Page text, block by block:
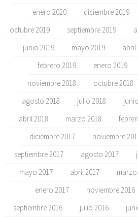
enero 2020
diciembre 2019
octubre 2019
septiembre 2019
junio 2019
mayo 2019 abril
febrero 2019
enero 2019
noviembre 2018
octubre 2018
agosto 2018
julio 2018
abril 2018
marzo 2018
diciembre 2017
noviembre
septiembre 2017
agosto 2017
mayo 2017
abril 2017 marzo
enero 2017
noviembre 2016
septiembre 2016
julio 2016